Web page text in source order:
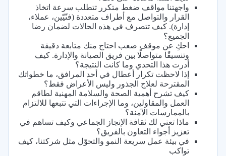
واجهتنا مواقف ضغط متكرر تتطلب سرعة اتخاذ
القرار والتواصل مع أطراف متعددة (فنّيّين، عملاء،
إدارة). كيف تتصرف في هذه الحالات لضمان رضا
الجميع؟
احكِ عن موقف صعب احتاج منك متابعة دقيقة
وتنسيقًا متواصلًا بين فريق الصيانة والإدارة. كيف
أدرت هذا التحدي وما كانت النتيجة؟
إذا لاحظت تكرار أعطال في أحد المرافق، ما خطواتك
المقترحة لعلاج الجذور وليس الأعراض فقط؟
كيف تشرح أهمية الصحة والسلامة المهنية لطاقم
العمل والمقاولين، وما الإجراءات التي تتبعها للالتزام
بالممارسات الآمنة؟
ماذا تعني لك ثقافة الإنجاز الجماعي وكيف تساهم في
تعزيز أجواء التعاون بالفريق؟
في بيئة عمل سريعة النمو والتحوّل مثل شركتنا، كيف
تواكب